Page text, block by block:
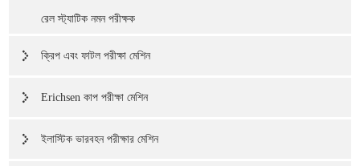
রেল স্ট্যাটিক নমন পরীক্ষক
ক্রিপ এবং ফাটল পরীক্ষা মেশিন
Erichsen কাপ পরীক্ষা মেশিন
ইলাস্টিক ভারবহন পরীক্ষার মেশিন